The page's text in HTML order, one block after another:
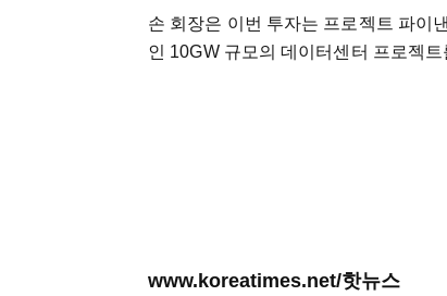
손 회장은 이번 투자는 프로젝트 파이
인 10GW 규모의 데이터센터 프로젝
www.koreatimes.net/핫뉴스